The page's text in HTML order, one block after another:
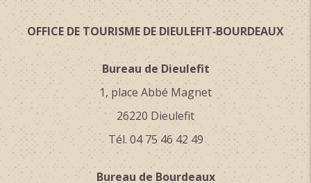
OFFICE DE TOURISME DE DIEULEFIT‑BOURDEAUX
Bureau de Dieulefit
1, place Abbé Magnet
26220 Dieulefit
Tél. 04 75 46 42 49
Bureau de Bourdeaux